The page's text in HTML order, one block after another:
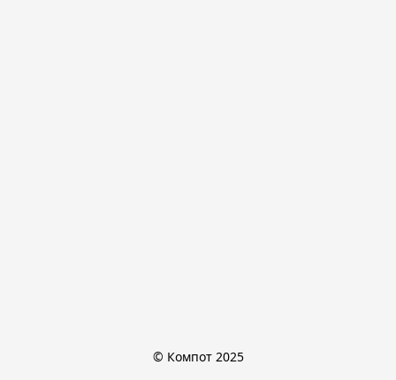
© Компот 2025